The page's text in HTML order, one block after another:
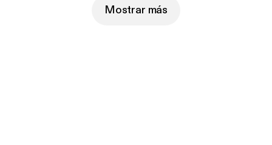
Mostrar más